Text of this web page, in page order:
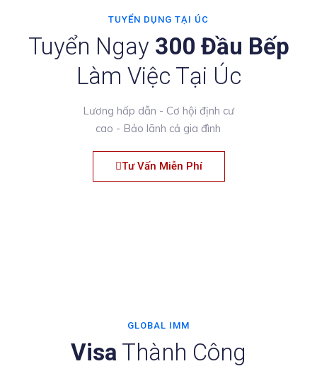
TUYỂN DỤNG TẠI ÚC
Tuyển Ngay 300 Đầu Bếp
Làm Việc Tại Úc
Lương hấp dẫn - Cơ hội định cư
cao - Bảo lãnh cả gia đình
Tư Vấn Miễn Phí
GLOBAL IMM
Visa Thành Công